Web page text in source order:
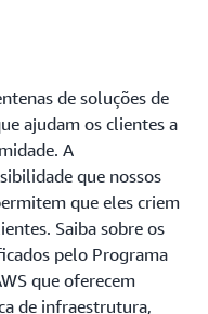
de soluções de
ajudam os clientes a
A
que nossos
que eles criem
Saiba sobre os
pelo Programa
que oferecem
de infraestrutura,